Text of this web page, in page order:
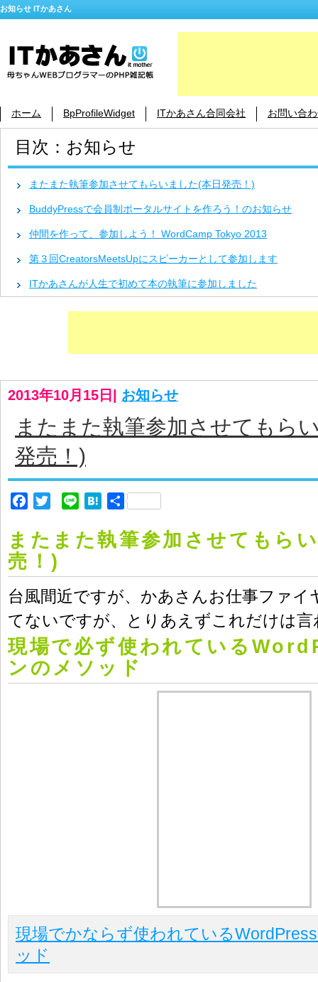
お知らせ ITかあさん
ホーム BpProfileWidget ITかあさん合同会社 お問い合
目次：お知らせ
またまた執筆参加させてもらいました(本日発売！)
BuddyPressで会員制ポータルサイトを作ろう！のお知らせ
仲間を作って、参加しよう！ WordCamp Tokyo 2013
第３回CreatorsMeetsUpにスピーカーとして参加します
ITかあさんが人生で初めて本の執筆に参加しました
2013年10月15日 お知らせ
またまた執筆参加させてもら
発売！)
Facebook
Twitter Line Hatena
共
またまた執筆参加させてもら
売！)
台風間近ですが、かあさんお仕事ファイ
てないですが、とりあえずこれだけは
現場で必ず使われている
ンのメソッド
現場でかならず使われている
ッド